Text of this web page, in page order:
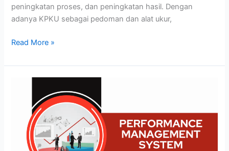
peningkatan proses, dan peningkatan hasil. Dengan
adanya KPKU sebagai pedoman dan alat ukur,
Read More »
MANAGEMENT
SYSTEM